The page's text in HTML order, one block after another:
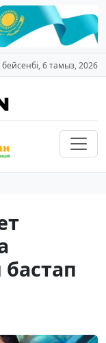
бейсенбі, 6 тамыз, 2026